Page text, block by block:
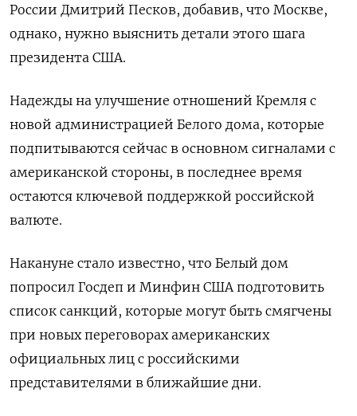
России Дмитрий Песков, добавив, что Москве,
однако, нужно выяснить детали этого шага
президента США.
Надежды на улучшение отношений Кремля с
новой администрацией Белого дома, которые
подпитываются сейчас в основном сигналами с
американской стороны, в последнее время
остаются ключевой поддержкой российской
валюте.
Накануне стало известно, что Белый дом
попросил Госдеп и Минфин США подготовить
список санкций, которые могут быть смягчены
при новых переговорах американских
официальных лиц с российскими
представителями в ближайшие дни.